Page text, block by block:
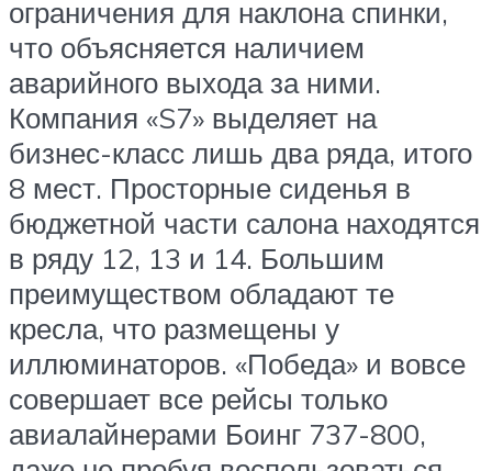
ограничения для наклона спинки,
что объясняется наличием
аварийного выхода за ними.
Компания «S7» выделяет на
бизнес-класс лишь два ряда, итого
8 мест. Просторные сиденья в
бюджетной части салона находятся
в ряду 12, 13 и 14. Большим
преимуществом обладают те
кресла, что размещены у
иллюминаторов. «Победа» и вовсе
совершает все рейсы только
авиалайнерами Боинг 737-800,